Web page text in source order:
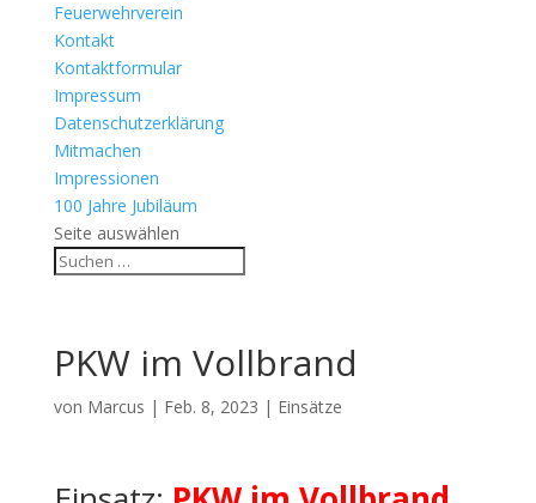
Feuerwehrverein
Kontakt
Kontaktformular
Impressum
Datenschutzerklärung
Mitmachen
Impressionen
100 Jahre Jubiläum
Seite auswählen
PKW im Vollbrand
von Marcus | Feb. 8, 2023 | Einsätze